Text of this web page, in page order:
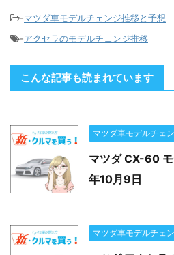
-マツダ車モデルチェンジ推移と予想
-アクセラのモデルチェンジ推移
こんな記事も読まれています
マツダ車モデルチェ
マツダ CX-60
年10月9日
マツダ車モデルチェ